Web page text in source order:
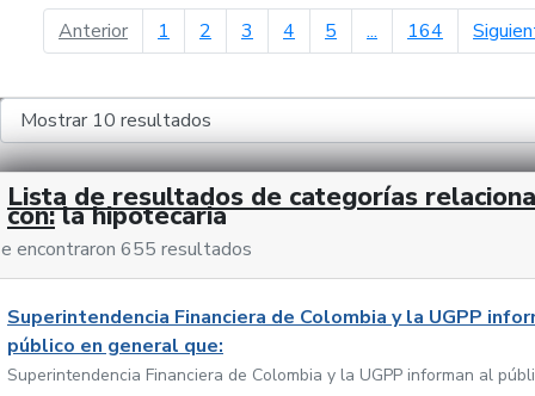
Anteriorpágina anterior
1 2 3 4 5 ... 164
Lista de resultados de categorías
con: la hipotecaria
encontraron 655 resultados
Superintendencia Financiera de Colombia y la UGPP
público en general que:
Superintendencia Financiera de Colombia y la UGPP informan al